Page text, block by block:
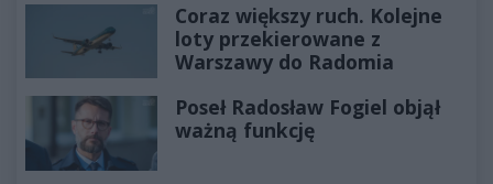
Coraz większy ruch. Kolejne
loty przekierowane z
Warszawy do Radomia
Poseł Radosław Fogiel objął
ważną funkcję